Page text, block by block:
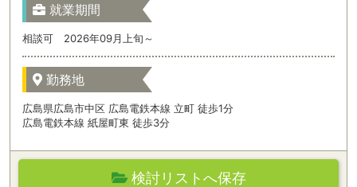
就業期間
相談可 2026年09月上旬～
勤務地
広島県広島市中区 広島電鉄本線 立町 徒歩1分
広島電鉄本線 紙屋町東 徒歩3分
検討リストへ保存